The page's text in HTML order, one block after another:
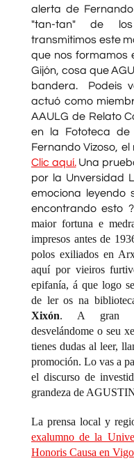
alerta de
"tan-tan" de
transmitimos este
que nos formamos
Gijón, cosa que
bandera. Podeis
actuó como
AAULG de Relato
en la Fototeca
Fernando Vizoso,
Clic aquí.Una
por la Unversidad
emociona leyendo
encontrando esto
maior fortuna e
impresos antes de
polos exiliados en
aquí por vieiros
epifanía, á que logo
de ler os na
Xixón. A gran
desvelándome o seu
tienes dudas al leer,
promoción. Lo vas a
el discurso de
grandeza de
La prensa local y
exalumno de la
Honoris Causa en Vigo